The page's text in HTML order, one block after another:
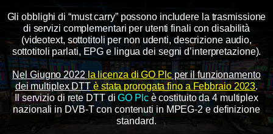
Gli obblighi di “must carry” possono includere la trasmissione
di servizi complementari per utenti finali con disabilità
(videotext, sottotitoli per non udenti, descrizione audio,
sottotitoli parlati, EPG e lingua dei segni d’interpretazione).
Nel Giugno 2022la licenza di GO Plcper il funzionamento
dei multiplex DTTè stata prorogatafino a Febbraio 2023.
Il servizio di rete DTT diGO Plcè costituito da 4 multiplex
nazionali in DVB-T con contenuti in MPEG-2e definizione
standard.